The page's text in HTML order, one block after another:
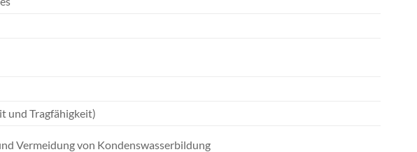
und Tragfähigkeit)
Vermeidung von Kondenswasserbildung